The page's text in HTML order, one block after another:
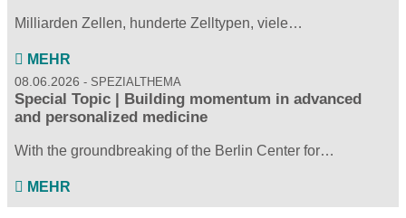
Milliarden Zellen, hunderte Zelltypen, viele…
MEHR
08.06.2026 SPEZIALTHEMA
Special Topic | Building momentum in advanced
and personalized medicine
With the groundbreaking of the Berlin Center for…
MEHR